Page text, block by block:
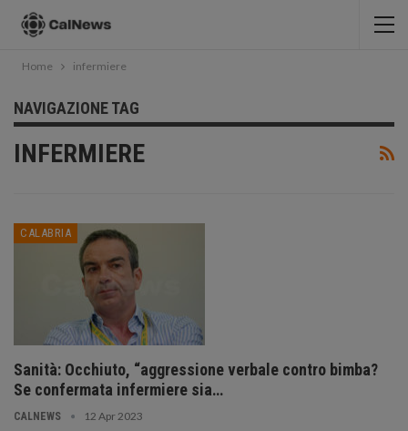
Home infermiere
NAVIGAZIONE TAG
INFERMIERE
CALABRIA
Sanità: Occhiuto, “aggressione verbale contro bimba?
Se confermata infermiere sia…
CALNEWS 12 Apr 2023